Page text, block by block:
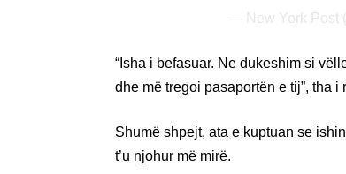
— New York Post
“Isha i befasuar. Ne dukeshim si
dhe më tregoi pasaportën e tij”, tha i
Shumë shpejt, ata e kuptuan se
t’u njohur më mirë.